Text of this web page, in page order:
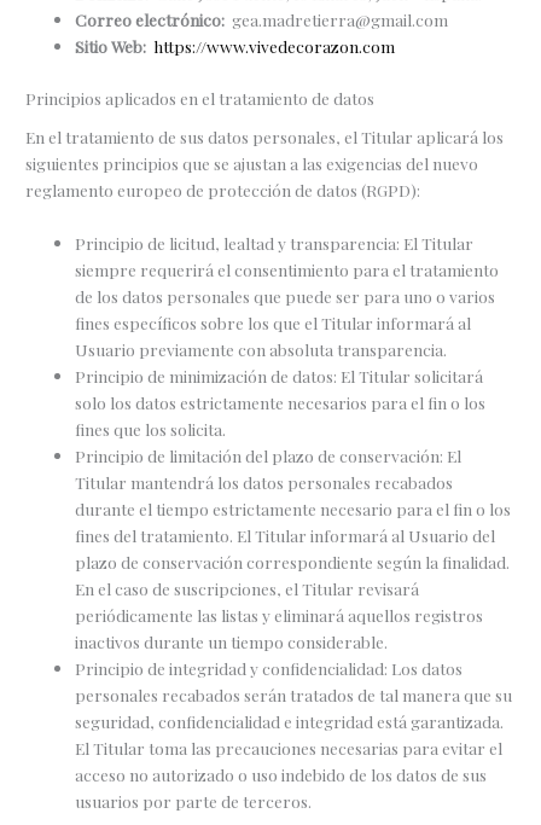
Correo electrónico: gea.madretierra@gmail.com
Sitio Web: https://www.vivedecorazon.com
Principios aplicados en el tratamiento de datos
En el tratamiento de sus datos personales, el Titular aplicará los
siguientes principios que se ajustan a las exigencias del nuevo
reglamento europeo de protección de datos (RGPD):
Principio de licitud, lealtad y transparencia: El Titular
siempre requerirá el consentimiento para el tratamiento
de los datos personales que puede ser para uno o varios
fines específicos sobre los que el Titular informará al
Usuario previamente con absoluta transparencia.
Principio de minimización de datos: El Titular solicitará
solo los datos estrictamente necesarios para el fin o los
fines que los solicita.
Principio de limitación del plazo de conservación: El
Titular mantendrá los datos personales recabados
durante el tiempo estrictamente necesario para el fin o los
fines del tratamiento. El Titular informará al Usuario del
plazo de conservación correspondiente según la finalidad.
En el caso de suscripciones, el Titular revisará
periódicamente las listas y eliminará aquellos registros
inactivos durante un tiempo considerable.
Principio de integridad y confidencialidad: Los datos
personales recabados serán tratados de tal manera que su
seguridad, confidencialidad e integridad está garantizada.
El Titular toma las precauciones necesarias para evitar el
acceso no autorizado o uso indebido de los datos de sus
usuarios por parte de terceros.